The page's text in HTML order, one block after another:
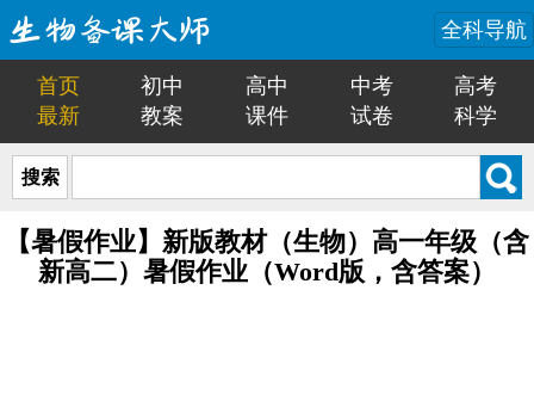
全科导航
首页 初中 高中 中考
高考
最新
教案 课件 试卷 科学
搜索
【暑假作业】新版教材（生物）高一年级（含
新高二）暑假作业（Word版，含答案）